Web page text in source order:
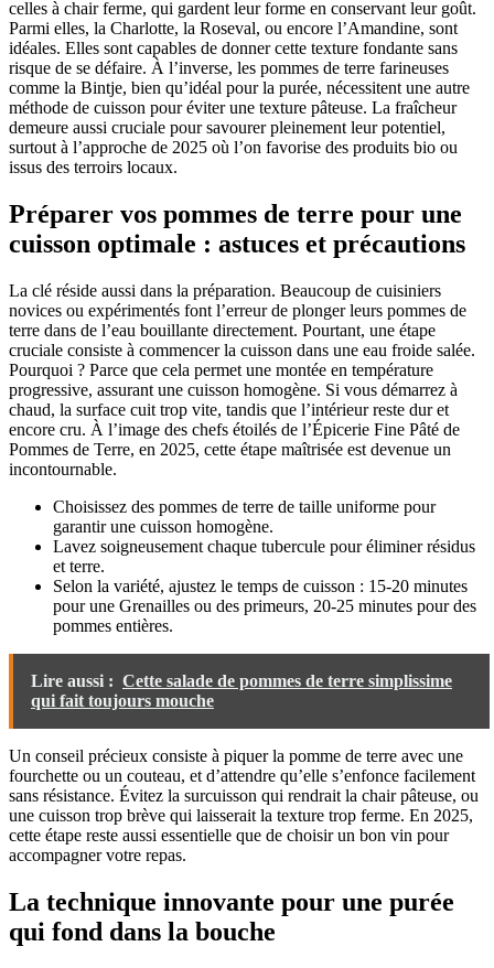
celles à chair ferme, qui gardent leur forme en conservant leur goût.
Parmi elles, la Charlotte, la Roseval, ou encore l’Amandine, sont
idéales. Elles sont capables de donner cette texture fondante sans
risque de se défaire. À l’inverse, les pommes de terre farineuses
comme la Bintje, bien qu’idéal pour la purée, nécessitent une autre
méthode de cuisson pour éviter une texture pâteuse. La fraîcheur
demeure aussi cruciale pour savourer pleinement leur potentiel,
surtout à l’approche de 2025 où l’on favorise des produits bio ou
issus des terroirs locaux.
Préparer vos pommes de terre pour une
cuisson optimale : astuces et précautions
La clé réside aussi dans la préparation. Beaucoup de cuisiniers
novices ou expérimentés font l’erreur de plonger leurs pommes de
terre dans de l’eau bouillante directement. Pourtant, une étape
cruciale consiste à commencer la cuisson dans une eau froide salée.
Pourquoi ? Parce que cela permet une montée en température
progressive, assurant une cuisson homogène. Si vous démarrez à
chaud, la surface cuit trop vite, tandis que l’intérieur reste dur et
encore cru. À l’image des chefs étoilés de l’Épicerie Fine Pâté de
Pommes de Terre, en 2025, cette étape maîtrisée est devenue un
incontournable.
Choisissez des pommes de terre de taille uniforme pour
garantir une cuisson homogène.
Lavez soigneusement chaque tubercule pour éliminer résidus
et terre.
Selon la variété, ajustez le temps de cuisson : 15-20 minutes
pour une Grenailles ou des primeurs, 20-25 minutes pour des
pommes entières.
Lire aussi : Cette salade de pommes de terre simplissime
qui fait toujours mouche
Un conseil précieux consiste à piquer la pomme de terre avec une
fourchette ou un couteau, et d’attendre qu’elle s’enfonce facilement
sans résistance. Évitez la surcuisson qui rendrait la chair pâteuse, ou
une cuisson trop brève qui laisserait la texture trop ferme. En 2025,
cette étape reste aussi essentielle que de choisir un bon vin pour
accompagner votre repas.
La technique innovante pour une purée
qui fond dans la bouche